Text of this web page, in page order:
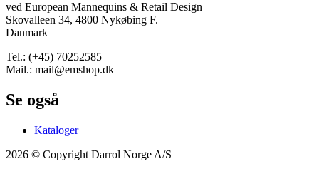
ved European Mannequins & Retail Design
Skovalleen 34, 4800 Nykøbing F.
Danmark
Tel.: (+45) 70252585
Mail.: mail@emshop.dk
Se også
Kataloger
2026 © Copyright Darrol Norge A/S